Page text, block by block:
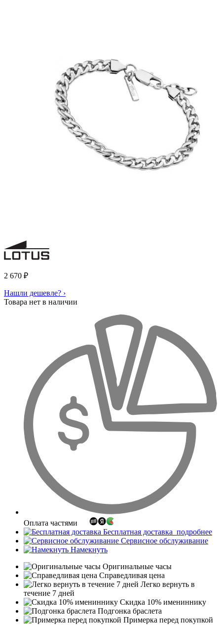
2 670 ₽
Нашли дешевле? ›
Товара нет в наличии
Оплата частями
Бесплатная доставка подробнее
Сервисное обслуживание
Намекнуть
Оригинальные часы
Справедливая цена
Легко вернуть в
течение 7 дней
Скидка 10% имениннику
Подгонка браслета
Примерка перед покупкой